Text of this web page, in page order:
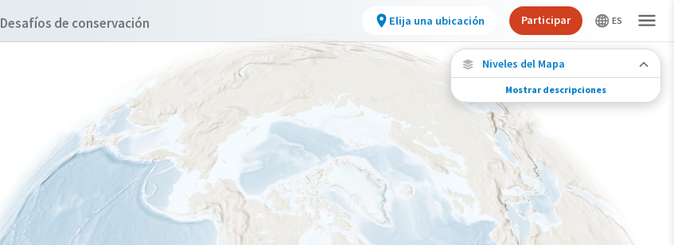
Niveles del Mapa
Migración de especies
Vea dónde viaja esta especie durante todo el
Ave monitoreada
individualmente (alta
precisión)
Ave monitoreada
individualmente (baja
precisión)
Mostrar descripciones
Desafíos de conservación Elija una ubicación Participar